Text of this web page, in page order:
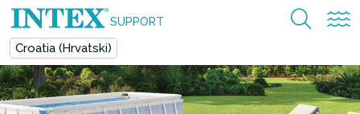
SUPPORT
Croatia (Hrvatski)